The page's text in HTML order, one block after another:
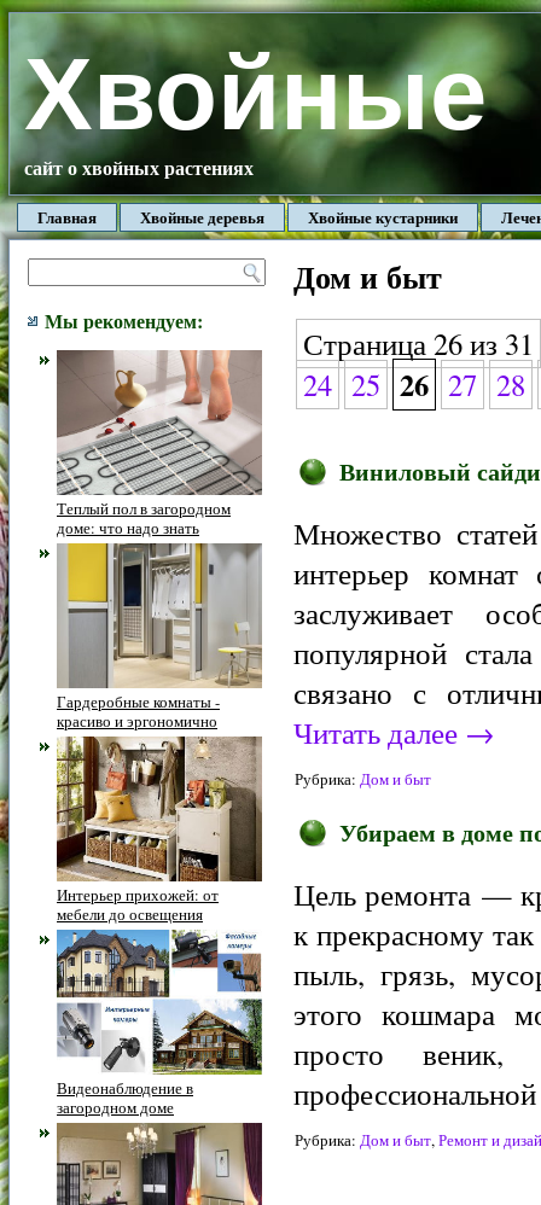
Хвойные
сайт о хвойных растениях
Главная Хвойные деревья Хвойные кустарники
Мы рекомендуем:
Теплый пол в загородном
доме: что надо знать
Гардеробные комнаты -
красиво и эргономично
Интерьер прихожей: от
мебели до освещения
Видеонаблюдение в
загородном доме
Дом и быт
Страница 26 из 31
24 25 26 27 28
Виниловый
Множество
интерьер
заслуживает
популярной
связано с
Читать далее →
Рубрика: Дом и быт
Убираем в доме
Цель ремонта —
к прекрасному
пыль, грязь,
этого кошмара
просто
Рубрика: Дом и быт,Ремонт и